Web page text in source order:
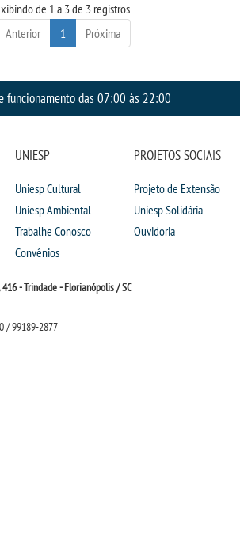
de 1 a 3 de 3 registros
Anterior
1 Próxima
funcionamento das 07:00 às 22:00
UNIESP
Uniesp Cultural
Uniesp Ambiental
Trabalhe Conosco
Convênios
PROJETOS SOCIAIS
Projeto de Extensão
Uniesp Solidária
Ouvidoria
- Trindade - Florianópolis / SC
/ 99189-2877